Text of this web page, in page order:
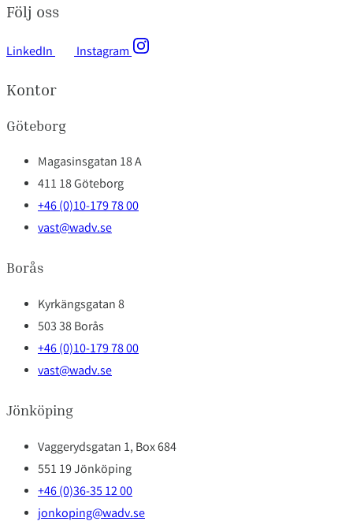
Följ oss
LinkedIn Instagram
Kontor
Göteborg
Magasinsgatan 18 A
411 18 Göteborg
+46 (0)10-179 78 00
vast@wadv.se
Borås
Kyrkängsgatan 8
503 38 Borås
+46 (0)10-179 78 00
vast@wadv.se
Jönköping
Vaggerydsgatan 1, Box 684
551 19 Jönköping
+46 (0)36-35 12 00
jonkoping@wadv.se